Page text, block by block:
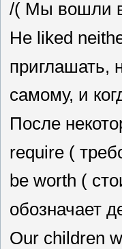
/( Мы вошли
Не liked
приглашать,
самому, и
После
require (
be worth (
обозначает
Our children